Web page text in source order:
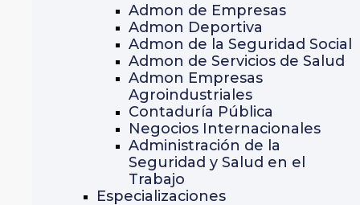
Admon de Empresas
Admon Deportiva
Admon de la Seguridad Social
Admon de Servicios de Salud
Admon Empresas
Agroindustriales
Contaduría Pública
Negocios Internacionales
Administración de la
Seguridad y Salud en el
Trabajo
Especializaciones